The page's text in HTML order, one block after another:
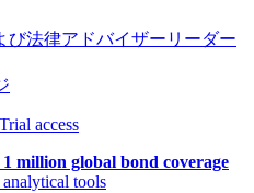
び法律アドバイザーリーダー
Trial access
1 million global bond coverage
tools